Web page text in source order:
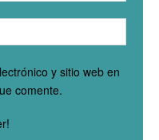
y sitio web en
comente.